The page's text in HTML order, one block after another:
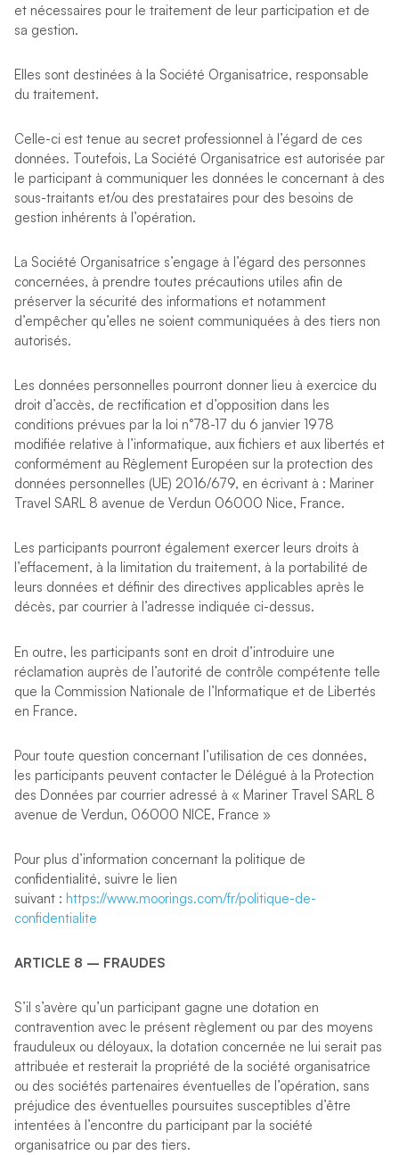
et nécessaires pour le traitement de leur participation et de
sa gestion.
Elles sont destinées à la Société Organisatrice, responsable
du traitement.
Celle-ci est tenue au secret professionnel à l’égard de ces
données. Toutefois, La Société Organisatrice est autorisée par
le participant à communiquer les données le concernant à des
sous-traitants et/ou des prestataires pour des besoins de
gestion inhérents à l’opération.
La Société Organisatrice s’engage à l’égard des personnes
concernées, à prendre toutes précautions utiles afin de
préserver la sécurité des informations et notamment
d’empêcher qu’elles ne soient communiquées à des tiers non
autorisés.
Les données personnelles pourront donner lieu à exercice du
droit d’accès, de rectification et d’opposition dans les
conditions prévues par la loi n°78-17 du 6 janvier 1978
modifiée relative à l’informatique, aux fichiers et aux libertés et
conformément au Règlement Européen sur la protection des
données personnelles (UE) 2016/679, en écrivant à : Mariner
Travel SARL 8 avenue de Verdun 06000 Nice, France.
Les participants pourront également exercer leurs droits à
l’effacement, à la limitation du traitement, à la portabilité de
leurs données et définir des directives applicables après le
décès, par courrier à l’adresse indiquée ci-dessus.
En outre, les participants sont en droit d’introduire une
réclamation auprès de l’autorité de contrôle compétente telle
que la Commission Nationale de l’Informatique et de Libertés
en France.
Pour toute question concernant l’utilisation de ces données,
les participants peuvent contacter le Délégué à la Protection
des Données par courrier adressé à « Mariner Travel SARL 8
avenue de Verdun, 06000 NICE, France »
Pour plus d’information concernant la politique de
confidentialité, suivre le lien
suivant : https://www.moorings.com/fr/politique-de-
confidentialite
ARTICLE 8 – FRAUDES
S’il s’avère qu’un participant gagne une dotation en
contravention avec le présent règlement ou par des moyens
frauduleux ou déloyaux, la dotation concernée ne lui serait pas
attribuée et resterait la propriété de la société organisatrice
ou des sociétés partenaires éventuelles de l’opération, sans
préjudice des éventuelles poursuites susceptibles d’être
intentées à l’encontre du participant par la société
organisatrice ou par des tiers.